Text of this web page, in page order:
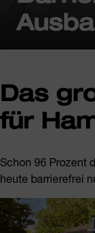
Das
für
Schon 96 Prozent
heute barrierefrei